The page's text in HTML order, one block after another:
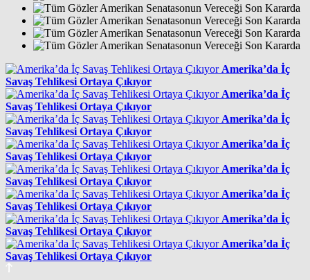
Amerika’da İç
Savaş Tehlikesi Ortaya Çıkıyor
Amerika’da İç
Savaş Tehlikesi Ortaya Çıkıyor
Amerika’da İç
Savaş Tehlikesi Ortaya Çıkıyor
Amerika’da İç
Savaş Tehlikesi Ortaya Çıkıyor
Amerika’da İç
Savaş Tehlikesi Ortaya Çıkıyor
Amerika’da İç
Savaş Tehlikesi Ortaya Çıkıyor
Amerika’da İç
Savaş Tehlikesi Ortaya Çıkıyor
Amerika’da İç
Savaş Tehlikesi Ortaya Çıkıyor